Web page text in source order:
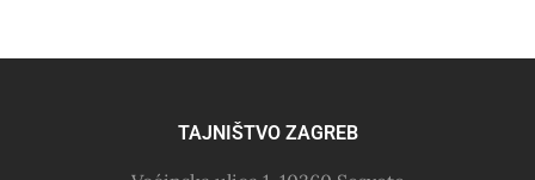
TAJNIŠTVO ZAGREB